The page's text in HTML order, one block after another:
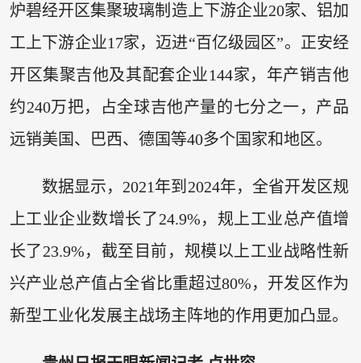
炉碧经开区集聚玻璃制造上下游企业20家、铝加
工上下游企业17家，迈进“百亿级园区”。正安经
开区集聚吉他及其配套企业144家，年产销吉他
约240万把，占全球吉他产量的七分之一，产品
远销美国、巴西、德国等40多个国家和地区。
数据显示，2021年到2024年，全省开发区规
上工业企业数增长了24.9%，规上工业总产值增
长了23.9%，截至目前，规模以上工业战略性新
兴产业总产值占全省比重超过80%，开发区作为
新型工业化发展主战场主阵地的作用更加凸显。